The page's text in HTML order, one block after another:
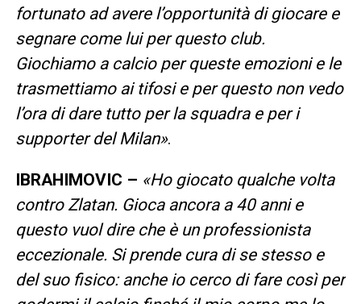
fortunato ad avere l’opportunità di giocare e
segnare come lui per questo club.
Giochiamo a calcio per queste emozioni e le
trasmettiamo ai tifosi e per questo non vedo
l’ora di dare tutto per la squadra e per i
supporter del Milan».
IBRAHIMOVIC – «Ho giocato qualche volta
contro Zlatan. Gioca ancora a 40 anni e
questo vuol dire che è un professionista
eccezionale. Si prende cura di se stesso e
del suo fisico: anche io cerco di fare così per